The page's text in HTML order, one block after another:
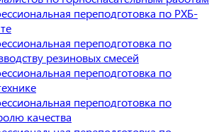
переподготовка по РХБ-
переподготовка по
резиновых смесей
переподготовка по
переподготовка по
качества